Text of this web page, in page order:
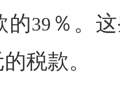
的39 ％。
税款。